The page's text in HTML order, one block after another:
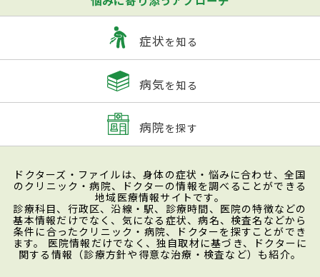
症状を知る
病気を知る
病院を探す
ドクターズ・ファイルは、身体の症状・悩みに合わせ、全国
のクリニック・病院、ドクターの情報を調べることができる
地域医療情報サイトです。
診療科目、行政区、沿線・駅、診療時間、医院の特徴などの
基本情報だけでなく、気になる症状、病名、検査名などから
条件に合ったクリニック・病院、ドクターを探すことができ
ます。 医院情報だけでなく、独自取材に基づき、ドクターに
関する情報（診療方針や得意な治療・検査など）も紹介。